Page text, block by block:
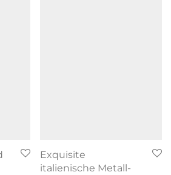
Exquisite
italienische Metall-